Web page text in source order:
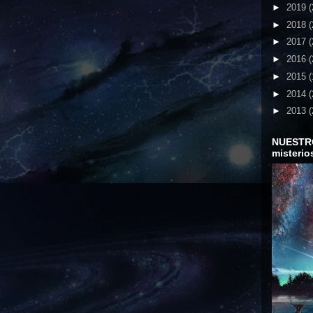
► 2019
► 2018
► 2017
► 2016
► 2015
► 2014
► 2013